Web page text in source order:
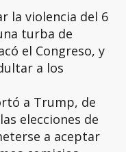
la violencia del 6
turba de
el Congreso, y
a los
a Trump, de
elecciones de
a aceptar